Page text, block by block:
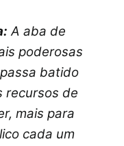
A aba de
poderosas
batido
recursos de
mais para
cada um